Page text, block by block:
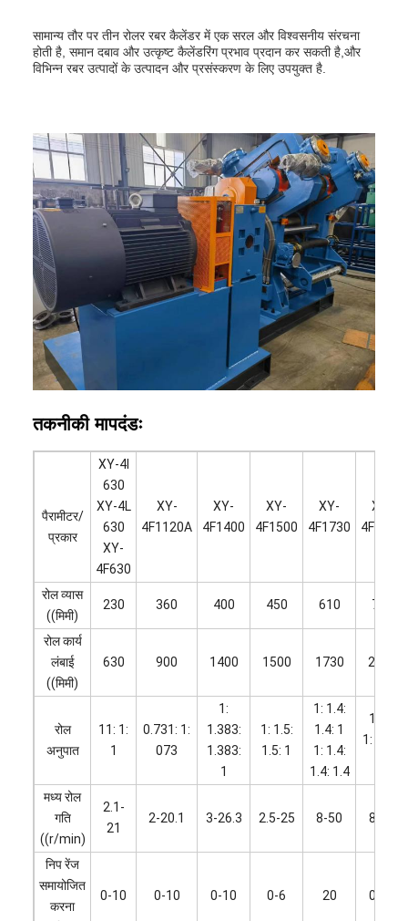
सामान्य तौर पर तीन रोलर रबर कैलेंडर में एक सरल और विश्वसनीय संरचना
होती है, समान दबाव और उत्कृष्ट कैलेंडरिंग प्रभाव प्रदान कर सकती है,और
विभिन्न रबर उत्पादों के उत्पादन और प्रसंस्करण के लिए उपयुक्त है.
तकनीकी मापदंडः
पैरामीटर/
प्रकार
XY-4I
630
XY-4L
630
XY-
4F630
XY-
4F1120A
XY-
4F1400
XY-
4F1500
XY-
4F1730
XY-
4F2130
रोल व्यास
((मिमी)
230 360 400 450 610 710
रोल कार्य
लंबाई
((मिमी)
630 900 1400 1500 1730 2130
रोल
अनुपात
11: 1:
1
0.731: 1:
073
1:
1.383:
1.383:
1
1: 1.5:
1.5: 1
1: 1.4:
1.4: 1
1: 1.4:
1.4: 1.4
11: 1
1: 1.48:
मध्य रोल
गति
((r/min)
2.1-
21
2-20.1 3-26.3 2.5-25 8-50 8-50
निप रेंज
समायोजित
करना
0-10 0-10 0-10 0-6 20 0-20